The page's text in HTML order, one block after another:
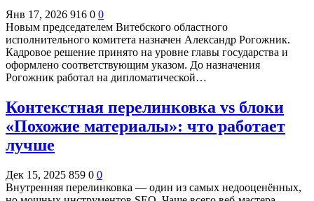
Янв 17, 2026 916 0 0
Новым председателем Витебского областного
исполнительного комитета назначен Александр Рогожник.
Кадровое решение принято на уровне главы государства и
оформлено соответствующим указом. До назначения
Рогожник работал на дипломатической…
Контекстная перелинковка vs блоки
«Похожие материалы»: что работает
лучше
Дек 15, 2025 859 0 0
Внутренняя перелинковка — один из самых недооценённых,